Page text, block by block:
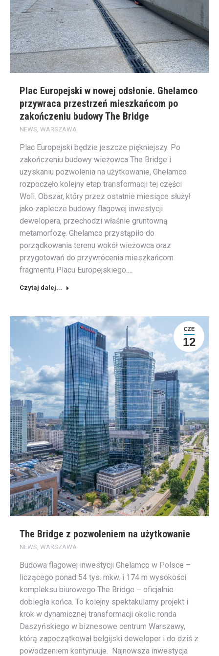
Plac Europejski w nowej odsłonie. Ghelamco
przywraca przestrzeń mieszkańcom po
zakończeniu budowy The Bridge
NEWS, WARSZAWA
Plac Europejski będzie jeszcze piękniejszy. Po
zakończeniu budowy wieżowca The Bridge i
uzyskaniu pozwolenia na użytkowanie, Ghelamco
rozpoczęło kolejny etap transformacji tej części
Woli. Obszar, który przez ostatnie miesiące służył
jako zaplecze budowy flagowej inwestycji
dewelopera, przechodzi właśnie gruntowną
metamorfozę. Ghelamco przystąpiło do
porządkowania terenu wokół wieżowca oraz
przygotowań do przywrócenia mieszkańcom
fragmentu Placu Europejskiego.…
Czytaj dalej...
CZE
12
The Bridge z pozwoleniem na użytkowanie
NEWS, WARSZAWA
Budowa flagowej inwestycji Ghelamco w Polsce –
liczącego ponad 54 tys. mkw. i 174 m wysokości
kompleksu biurowego The Bridge – oficjalnie
dobiegła końca. To kolejny spektakularny projekt i
krok w dynamicznej transformacji okolic ronda
Daszyńskiego w biznesowe centrum Warszawy,
którą zapoczątkował belgijski deweloper i do dziś z
powodzeniem kontynuuje. Najnowsza inwestycja